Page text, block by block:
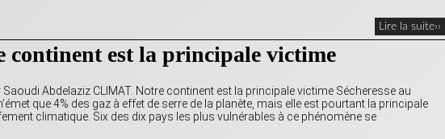
Lire la suite››
est la principale victime
Abdelaziz CLIMAT. Notre continent est la principale victime Sécheresse au
que 4% des gaz à effet de serre de la planète, mais elle est pourtant la principale
climatique. Six des dix pays les plus vulnérables à ce phénomène se